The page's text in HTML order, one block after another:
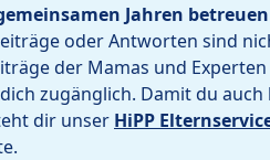
Jahren
oder Antworten sind
der Mamas und
zugänglich. Damit du
dir unser HiPP